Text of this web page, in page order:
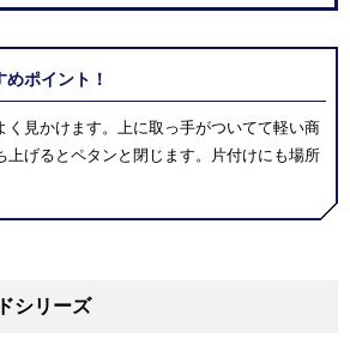
ポイント！
く見かけます。上に取っ手がついてて軽い商
上げるとペタンと閉じます。片付けにも場所
シリーズ